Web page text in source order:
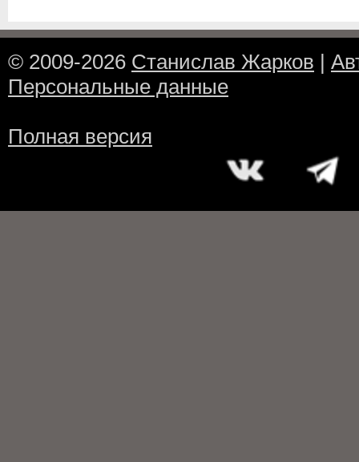
© 2009-2026 Станислав Жарков |
Персональные данные
Полная версия